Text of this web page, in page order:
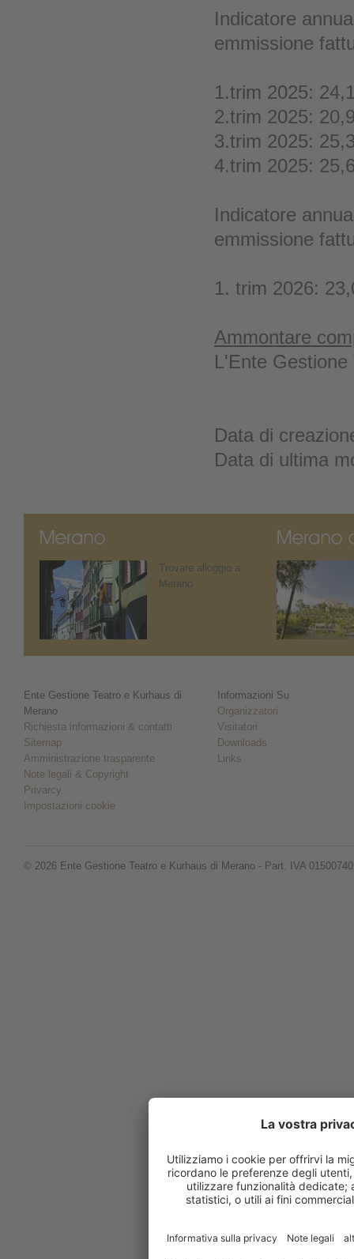
Indicatore
emmissione
1.trim 2025:
2.trim 2025:
3.trim 2025:
4.trim 2025:
Indicatore
emmissione
1. trim 2026:
Ammontare
L'Ente
Data di
Data di ultima
Trovare alloggio a
Merano
Ente Gestione Teatro e Kurhaus di
Merano
Richiesta informazioni & contatti
Sitemap
Amministrazione trasparente
Note legali & Copyright
Privarcy
Impostazioni cookie
Informazioni Su
Organizzatori
Visitatori
Downloads
Links
© 2026 Ente Gestione Teatro e Kurhaus di Merano - Part. IVA